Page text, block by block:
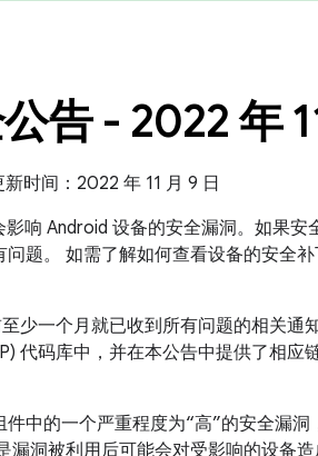
告 - 2022 年
时间：2022 年 11 月 9 日
响 Android 设备的安全漏洞。如果
题。 如需了解如何查看设备的安全
少一个月就已收到所有问题的相关通
代码库中，并在本公告中提供了相应
中的一个严重程度为“高”的安全漏
漏洞被利用后可能会对受影响的设备